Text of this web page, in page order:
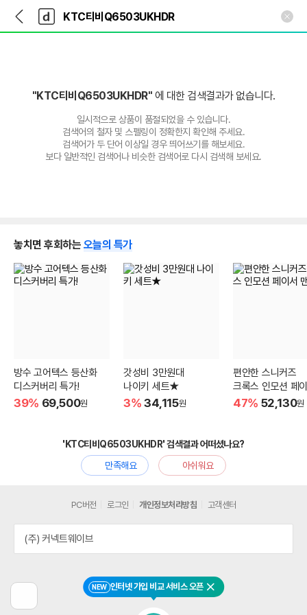
다
나
와
가
다
와
"KTC티비Q6503UKHDR" 에 대한 검색결과가 없습니다.
일시적으로 상품이 품절되었을 수 있습니다.
검색어의 철자 및 스펠링이 정확한지 확인해 주세요.
검색어가 두 단어 이상일 경우 띄어쓰기를 해보세요.
보다 일반적인 검색어나 비슷한 검색어로 다시 검색해 보세요.
놓치면 후회하는 오늘의 특가
방수 고어텍스 등산화
디스커버리 특가!
39% 69,500원
갓성비 3만원대
나이키 세트★
3% 34,115원
편안한 스니커즈
크록스 인모션 페
47% 52,130원
'KTC티비Q6503UKHDR' 검색결과 어떠셨나요?
만족해요
아쉬워요
전
NEW 인터넷 가입 비교 서비스 오픈 닫기
PC버전 로그인 개인정보처리방침 고객센터
(주) 커넥트웨이브